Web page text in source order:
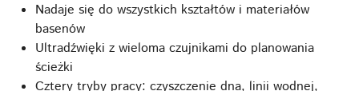
Nadaje się do wszystkich kształtów i materiałów
basenów
Ultradźwięki z wieloma czujnikami do planowania
ścieżki
Cztery tryby pracy: czyszczenie dna, linii wodnej,